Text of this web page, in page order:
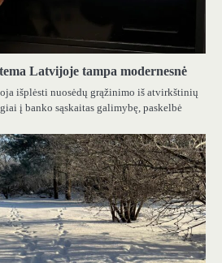
Latvijoje tampa modernesnė
išplėsti nuosėdų grąžinimo iš atvirkštinių
į banko sąskaitas galimybę, paskelbė